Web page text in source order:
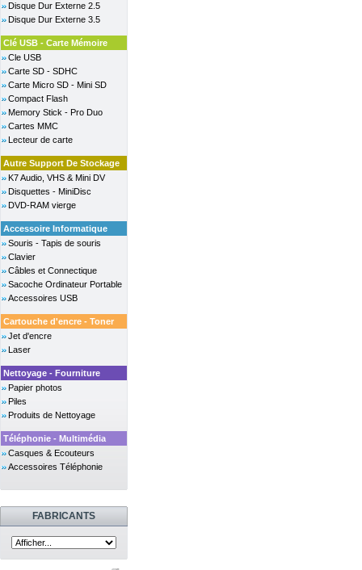
Disque Dur Externe 2.5
Disque Dur Externe 3.5
Clé USB - Carte Mémoire
Cle USB
Carte SD - SDHC
Carte Micro SD - Mini SD
Compact Flash
Memory Stick - Pro Duo
Cartes MMC
Lecteur de carte
Autre Support De Stockage
K7 Audio, VHS & Mini DV
Disquettes - MiniDisc
DVD-RAM vierge
Accessoire Informatique
Souris - Tapis de souris
Clavier
Câbles et Connectique
Sacoche Ordinateur Portable
Accessoires USB
Cartouche d'encre - Toner
Jet d'encre
Laser
Nettoyage - Fourniture
Papier photos
Piles
Produits de Nettoyage
Téléphonie - Multimédia
Casques & Ecouteurs
Accessoires Téléphonie
FABRICANTS